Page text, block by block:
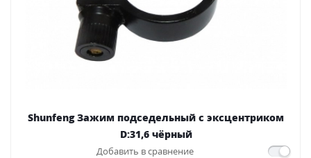
Shunfeng Зажим подседельный с эксцентриком
D:31,6 чёрный
Добавить в сравнение